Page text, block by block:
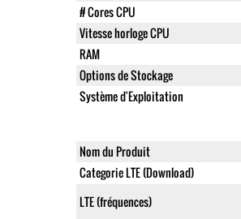
# Cores CPU
Vitesse horloge CPU
RAM
Options de Stockage
Système d'Exploitation
Nom du Produit
Categorie LTE (Download)
LTE (fréquences)